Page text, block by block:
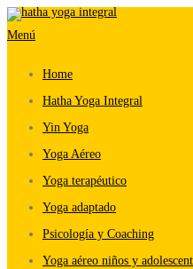
Saltar
al
Menú
Home
Hatha Yoga Integral
Yin Yoga
Yoga Aéreo
Yoga terapéutico
Yoga adaptado
Psicología y Coaching
Yoga aéreo niños y